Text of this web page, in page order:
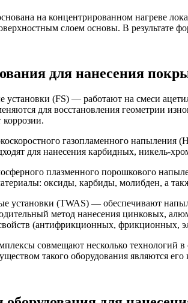
на концентрированном нагреве
слоем основы. В результате
для нанесения
установки (FS) — работают на смеси
для восстановления геометрии
коррозии.
газопламенного напыления
для нанесения карбидных, никель-
плазменного порошкового
оксиды, карбиды, молибден, а
установки (TWAS) — обеспечивают
метод нанесения цинковых,
(антифрикционных, фрикционных,
совмещают несколько технологий
такого оборудования являются